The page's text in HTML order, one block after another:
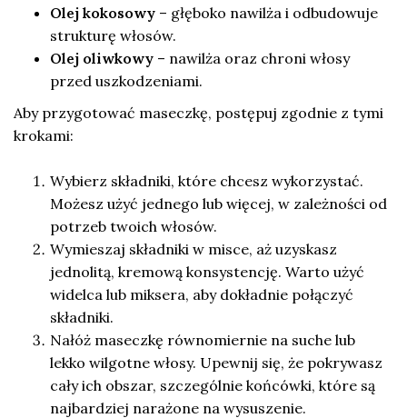
Olej kokosowy – głęboko nawilża i odbudowuje
strukturę włosów.
Olej oliwkowy – nawilża oraz chroni włosy
przed uszkodzeniami.
Aby przygotować maseczkę, postępuj zgodnie z tymi
krokami:
Wybierz składniki, które chcesz wykorzystać.
Możesz użyć jednego lub więcej, w zależności od
potrzeb twoich włosów.
Wymieszaj składniki w misce, aż uzyskasz
jednolitą, kremową konsystencję. Warto użyć
widelca lub miksera, aby dokładnie połączyć
składniki.
Nałóż maseczkę równomiernie na suche lub
lekko wilgotne włosy. Upewnij się, że pokrywasz
cały ich obszar, szczególnie końcówki, które są
najbardziej narażone na wysuszenie.